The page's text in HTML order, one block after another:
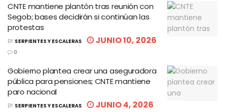
CNTE mantiene plantón tras reunión con
Segob; bases decidirán si continúan las
protestas
BY SERPIENTES Y ESCALERAS JUNIO 10, 2026
0
Gobierno plantea crear una aseguradora
pública para pensiones; CNTE mantiene
paro nacional
BY SERPIENTES Y ESCALERAS JUNIO 4, 2026